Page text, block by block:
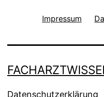
Impressum
Datenschutzerklärung